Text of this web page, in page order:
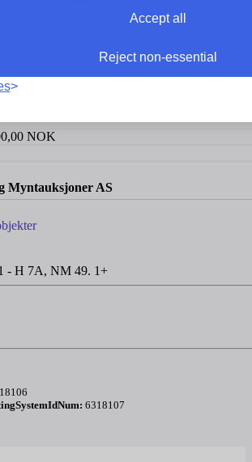
Accept all
Reject non-essential
- H 7A, NM 49. 1+
NOK
Myntauksjoner AS
- H 7A, NM 49. 1+
6318107